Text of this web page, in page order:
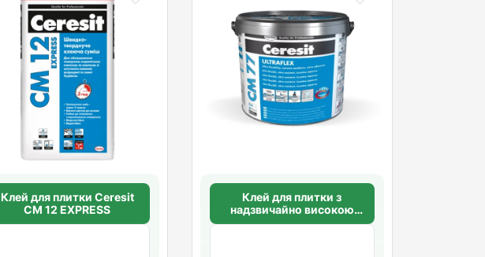
Клей для плитки Ceresit
CM 12 EXPRESS
Клей для плитки з
надзвичайно високою
гнучкістю CERESIT CM 77